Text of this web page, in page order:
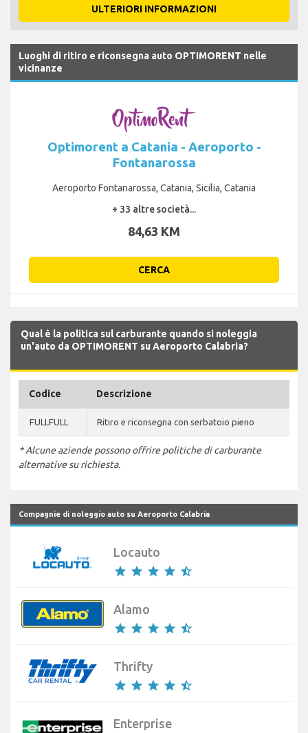
ULTERIORI INFORMAZIONI
Luoghi di ritiro e riconsegna auto OPTIMORENT nelle
vicinanze
Optimorent a Catania - Aeroporto -
Fontanarossa
Aeroporto Fontanarossa, Catania, Sicilia, Catania
+ 33 altre società...
84,63 KM
CERCA
Qual è la politica sul carburante quando si noleggia
un'auto da OPTIMORENT su Aeroporto Calabria?
Codice Descrizione
FULLFULL Ritiro e riconsegna con serbatoio pieno
* Alcune aziende possono offrire politiche di carburante
alternative su richiesta.
Compagnie di noleggio auto su Aeroporto Calabria
Locauto
star star star star star_half
Alamo
star star star star star_half
Thrifty
star star star star star_half
Enterprise